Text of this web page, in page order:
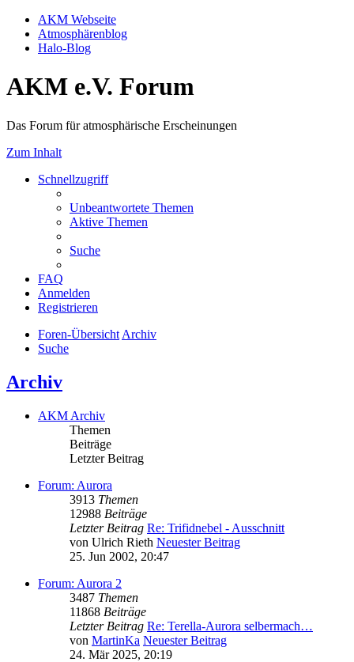
AKM Webseite
Atmosphärenblog
Halo-Blog
AKM e.V. Forum
Das Forum für atmosphärische Erscheinungen
Zum Inhalt
Schnellzugriff
Unbeantwortete Themen
Aktive Themen
Suche
FAQ
Anmelden
Registrieren
Foren-Übersicht Archiv
Suche
Archiv
AKM Archiv
Themen
Beiträge
Letzter Beitrag
Forum: Aurora
3913 Themen
12988 Beiträge
Letzter Beitrag Re: Trifidnebel - Ausschnitt
von Ulrich Rieth Neuester Beitrag
25. Jun 2002, 20:47
Forum: Aurora 2
3487 Themen
11868 Beiträge
Letzter Beitrag Re: Terella-Aurora selbermach…
von MartinKa Neuester Beitrag
24. Mär 2025, 20:19